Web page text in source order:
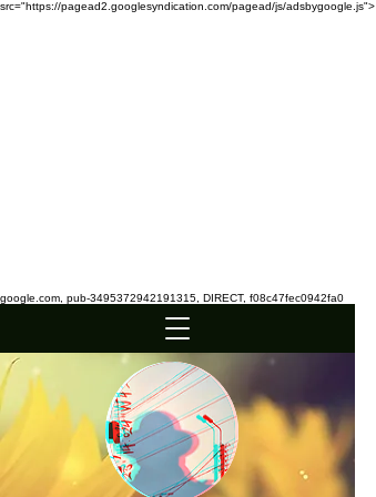
src="https://pagead2.googlesyndication.com/pagead/js/adsbygoogle.js">
google.com, pub-3495372942191315, DIRECT, f08c47fec0942fa0